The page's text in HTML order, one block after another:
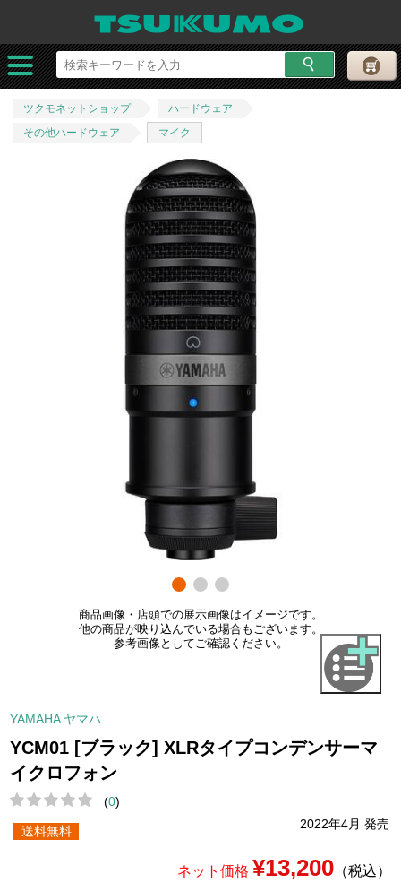
ツクモネットショップ
ハードウェア
その他ハードウェア
マイク
商品画像・店頭での展示画像はイメージです。
他の商品が映り込んでいる場合もございます。
参考画像としてご確認ください。
YAMAHA ヤマハ
YCM01 [ブラック] XLRタイプコンデンサーマ
イクロフォン
(0)
2022年4月 発売
送料無料
ネット価格 ¥13,200（税込）